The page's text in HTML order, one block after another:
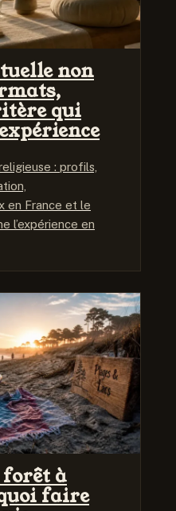
non
qui
: profils,
en France et le
l’expérience en
forêt à
faire